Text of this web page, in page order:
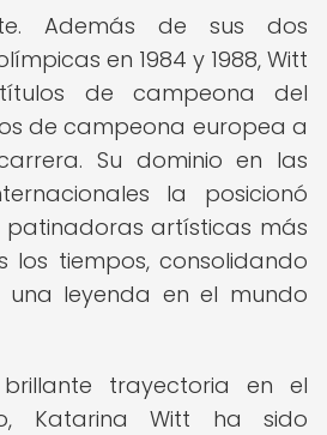
Además de sus dos
en 1984 y 1988, Witt
de campeona del
de campeona europea a
Su dominio en las
la posicionó
artísticas más
los tiempos, consolidando
leyenda en el mundo
trayectoria en el
Katarina Witt ha sido